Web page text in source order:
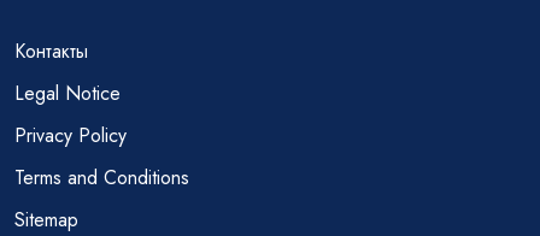
Контакты
Legal Notice
Privacy Policy
Terms and Conditions
Sitemap